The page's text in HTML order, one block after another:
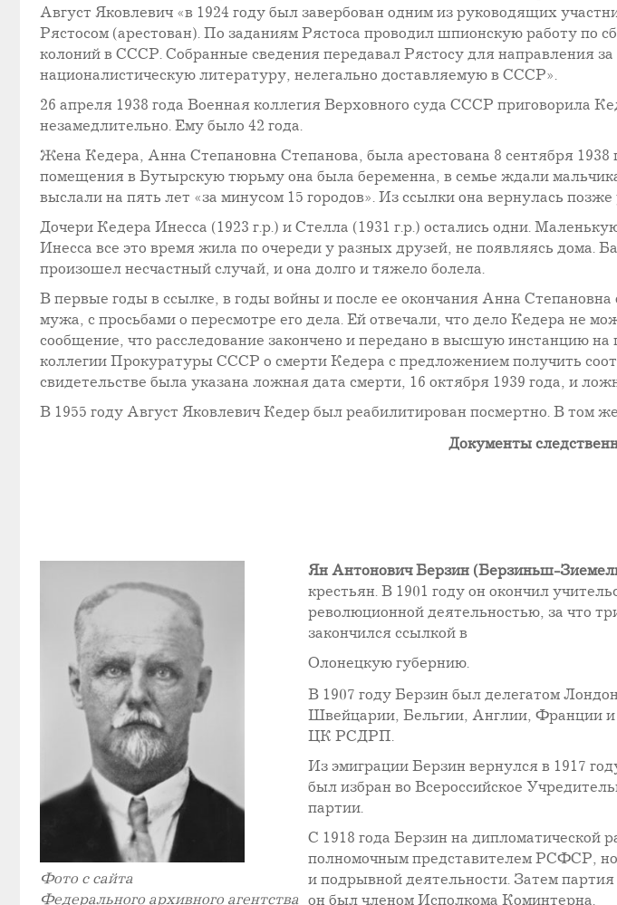
Август Яковлевич «в 1924 году был завербован одним из руководящих
Рястосом (арестован). По заданиям Рястоса проводил шпионскую работу по
колоний в СССР. Собранные сведения передавал Рястосу для направления
националистическую литературу, нелегально доставляемую в СССР».
26 апреля 1938 года Военная коллегия Верховного суда СССР приговорила
незамедлительно. Ему было 42 года.
Жена Кедера, Анна Степановна Степанова, была арестована 8 сентября
помещения в Бутырскую тюрьму она была беременна, в семье ждали
выслали на пять лет «за минусом 15 городов». Из ссылки она вернулась позже
Дочери Кедера Инесса (1923 г.р.) и Стелла (1931 г.р.) остались одни.
Инесса все это время жила по очереди у разных друзей, не появляясь дома.
произошел несчастный случай, и она долго и тяжело болела.
В первые годы в ссылке, в годы войны и после ее окончания Анна
мужа, с просьбами о пересмотре его дела. Ей отвечали, что дело Кедера не
сообщение, что расследование закончено и передано в высшую инстанцию
коллегии Прокуратуры СССР о смерти Кедера с предложением получить
свидетельстве была указана ложная дата смерти, 16 октября 1939 года, и
В 1955 году Август Яковлевич Кедер был реабилитирован посмертно. В том
Документы
Фото с сайта
Федерального архивного агентства
Ян Антонович Берзин (Берзиньш-
крестьян. В 1901 году он окончил
революционной деятельностью, за что
закончился ссылкой в
Олонецкую губернию.
В 1907 году Берзин был делегатом
Швейцарии, Бельгии, Англии, Франции
ЦК РСДРП.
Из эмиграции Берзин вернулся в 1917
был избран во Всероссийское
партии.
С 1918 года Берзин на
полномочным представителем РСФСР, но
и подрывной деятельности. Затем
он был членом Исполкома Коминтерна.